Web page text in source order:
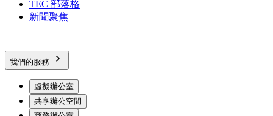
TEC 部落格
新聞聚焦
我們的服務
虛擬辦公室
共享辦公空間